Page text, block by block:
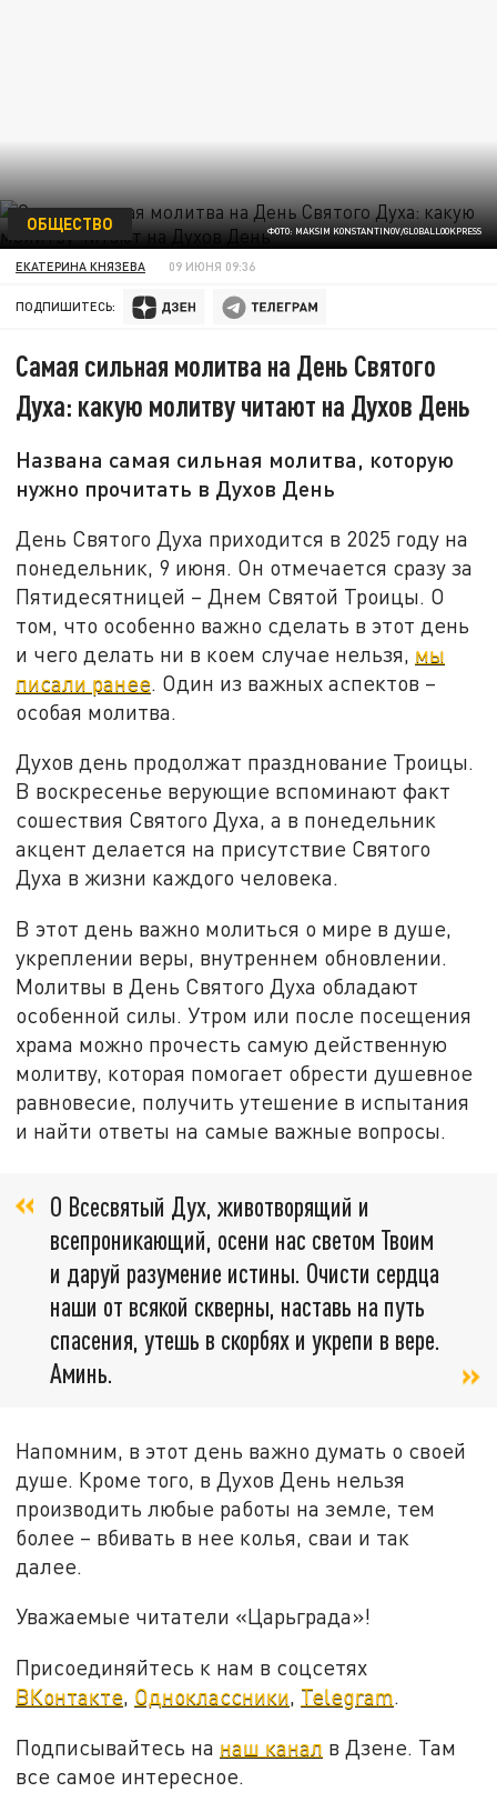
ФОТО: MAKSIM KONSTANTINOV/GLOBALLOOKPRESS
ОБЩЕСТВО
ЕКАТЕРИНА КНЯЗЕВА 09 ИЮНЯ 09:36
ПОДПИШИТЕСЬ:
Самая сильная молитва на День Святого
Духа: какую молитву читают на Духов День
Названа самая сильная молитва, которую
нужно прочитать в Духов День
День Святого Духа приходится в 2025 году на
понедельник, 9 июня. Он отмечается сразу за
Пятидесятницей – Днем Святой Троицы. О
том, что особенно важно сделать в этот день
и чего делать ни в коем случае нельзя, мы
писали ранее. Один из важных аспектов –
особая молитва.
Духов день продолжат празднование Троицы.
В воскресенье верующие вспоминают факт
сошествия Святого Духа, а в понедельник
акцент делается на присутствие Святого
Духа в жизни каждого человека.
В этот день важно молиться о мире в душе,
укреплении веры, внутреннем обновлении.
Молитвы в День Святого Духа обладают
особенной силы. Утром или после посещения
храма можно прочесть самую действенную
молитву, которая помогает обрести душевное
равновесие, получить утешение в испытания
и найти ответы на самые важные вопросы.
О Всесвятый Дух, животворящий и
всепроникающий, осени нас светом Твоим
и даруй разумение истины. Очисти сердца
наши от всякой скверны, наставь на путь
спасения, утешь в скорбях и укрепи в вере.
Аминь.
Напомним, в этот день важно думать о своей
душе. Кроме того, в Духов День нельзя
производить любые работы на земле, тем
более – вбивать в нее колья, сваи и так
далее.
Уважаемые читатели «Царьграда»!
Присоединяйтесь к нам в соцсетях
ВКонтакте, Одноклассники, Telegram.
Подписывайтесь на наш канал в Дзене. Там
все самое интересное.